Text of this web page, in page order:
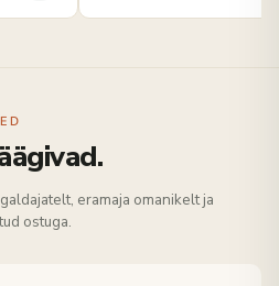
eramaja omanikelt ja
ostuga.